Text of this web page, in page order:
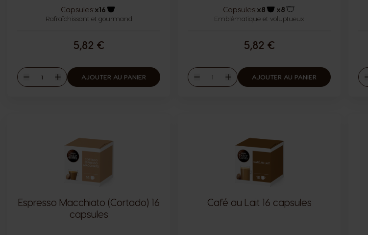
Capsules:x16
Icône capsules
Rafraîchissant et gourmand
5,82 €
Diminuer
Quantité
Augmenter
AJOUTER AU PANIER
Capsules:x8
Icône capsules
x8
Icône capsules
Emblématique et voluptueux
5,82 €
Diminuer
Quantité
Augmenter
AJOUTER AU PANIER
Espresso Macchiato (Cortado) 16
capsules
Café au Lait 16 capsules